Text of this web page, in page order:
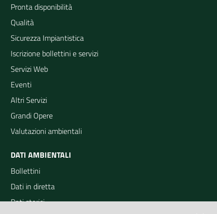
Pronta disponibilità
Qualità
Sicurezza Impiantistica
Iscrizione bollettini e servizi
Servizi Web
Eventi
Altri Servizi
Grandi Opere
Valutazioni ambientali
DATI AMBIENTALI
Bollettini
Dati in diretta
Dati storici